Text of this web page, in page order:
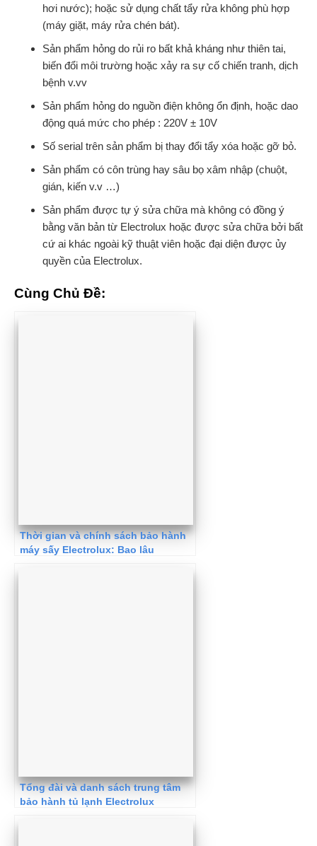
hơi nước); hoặc sử dụng chất tẩy rửa không phù hợp
(máy giặt, máy rửa chén bát).
Sản phẩm hỏng do rủi ro bất khả kháng như thiên tai,
biến đổi môi trường hoặc xảy ra sự cố chiến tranh, dịch
bệnh v.vv
Sản phẩm hỏng do nguồn điện không ổn định, hoặc dao
động quá mức cho phép : 220V ± 10V
Số serial trên sản phẩm bị thay đổi tẩy xóa hoặc gỡ bỏ.
Sản phẩm có côn trùng hay sâu bọ xâm nhập (chuột,
gián, kiến v.v …)
Sản phẩm được tự ý sửa chữa mà không có đồng ý
bằng văn bản từ Electrolux hoặc được sửa chữa bởi bất
cứ ai khác ngoài kỹ thuật viên hoặc đại diện được ủy
quyền của Electrolux.
Cùng Chủ Đề:
Thời gian và chính sách bảo hành
máy sấy Electrolux: Bao lâu
Tổng đài và danh sách trung tâm
bảo hành tủ lạnh Electrolux